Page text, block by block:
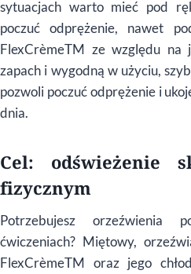
sytuacjach warto mieć pod
poczuć odprężenie, nawet
FlexCrèmeTM ze względu na
zapach i wygodną w użyciu,
pozwoli poczuć odprężenie i
dnia.
Cel: odświeżenie
fizycznym
Potrzebujesz orzeźwienia
ćwiczeniach? Miętowy,
FlexCrèmeTM oraz jego